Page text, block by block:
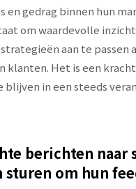
en gedrag binnen hun
om waardevolle
aan te passen
klanten. Het is een
in een steeds
berichten naar
om hun